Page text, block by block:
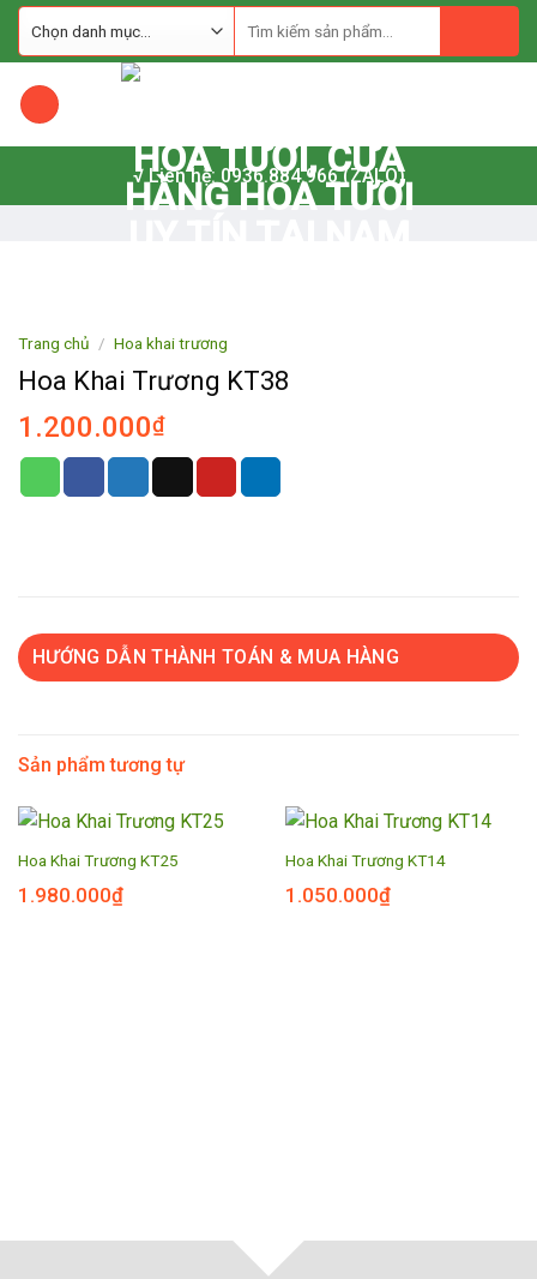
Skip
√ Liên hệ: 0936.884.966 (ZALO)
Trang chủ / Hoa khai trương
Hoa Khai Trương KT38
1.200.000₫
HƯỚNG DẪN THÀNH TOÁN & MUA HÀNG
Sản phẩm tương tự
Hoa Khai Trương KT25
1.980.000₫
Hoa Khai Trương KT14
1.050.000₫